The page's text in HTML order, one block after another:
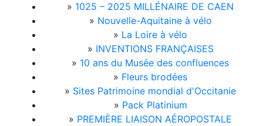
» 1025 – 2025 MILLÉNAIRE DE CAEN
» Nouvelle-Aquitaine à vélo
» La Loire à vélo
» INVENTIONS FRANÇAISES
» 10 ans du Musée des confluences
» Fleurs brodées
» Sites Patrimoine mondial d'Occitanie
» Pack Platinium
» PREMIÈRE LIAISON AÉROPOSTALE